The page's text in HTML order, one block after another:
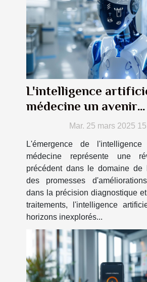
L'intelligence
médecine un avenir
prometteurMar. 25 mars 2025
L'émergence de
médecine représente une
précédent dans le domaine de
des promesses
dans la précision diagnostique
traitements, l'intelligence
horizons inexplorés...